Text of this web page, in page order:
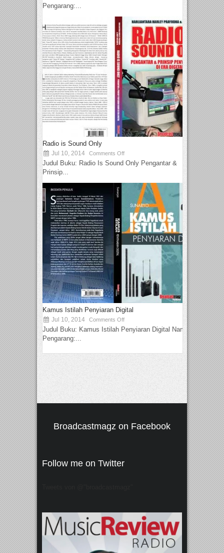
Pengarang:...
Radio is Sound Only
Jul 10, 2014 Comments Off
Judul Buku: Radio Is Sound Only Pengantar &
Prinsip...
Kamus Istilah Penyiaran Digital
Jul 10, 2014 Comments Off
Judul Buku: Kamus Istilah Penyiaran Digital Nama
Pengarang:...
Broadcastmagz on Facebook
Follow me on Twitter